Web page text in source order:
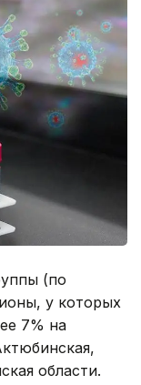
(по
у которых
7% на
области.